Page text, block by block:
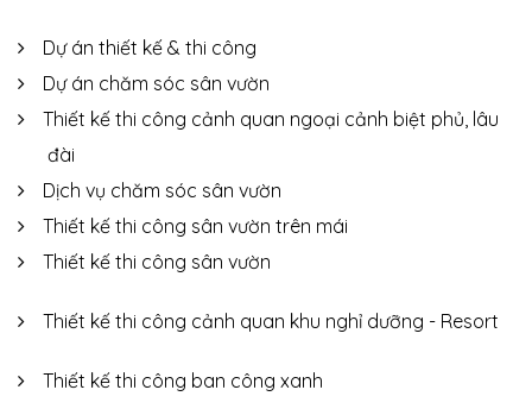
Dự án thiết kế & thi công
Dự án chăm sóc sân vườn
Thiết kế thi công cảnh quan ngoại cảnh biệt phủ, lâu
đài
Dịch vụ chăm sóc sân vườn
Thiết kế thi công sân vườn trên mái
Thiết kế thi công sân vườn
Thiết kế thi công cảnh quan khu nghỉ dưỡng - Resort
Thiết kế thi công ban công xanh